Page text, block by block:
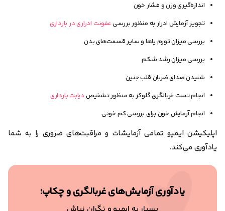
اندازه‌گیری وزن و فشار خون
تجویز آزمایش ادرار به منظور بررسیعفونت ادراری در بارداری
بررسی میزان تورم پاها و سایر قسمت‌های بدن
بررسی میزان رشد شکم
شنیدن صدای ضربان قلب جنین
انجام تست غربالگری گلوکز به منظور تشخیص دیابت بارداری
انجام آزمایش خون برای بررسی کم خونی
اپلیکیشن ایمپو تمامی آزمایشات و مراقبت‌های ضروری را به شما
یادآوری می‌کند.
یادآوری آزمایش‌های غربالگری و چکاپ؛